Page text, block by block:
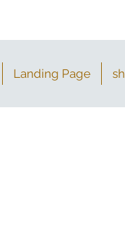
Landing Page